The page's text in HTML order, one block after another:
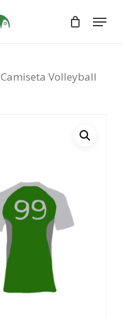
Menu
Camiseta Volleyball